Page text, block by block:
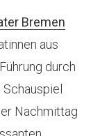
Bremen
aus
durch
Nachmittag